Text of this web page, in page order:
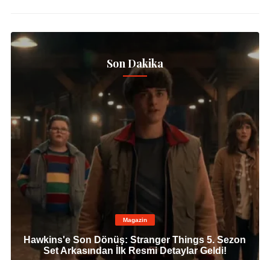
Son Dakika
Magazin
Hawkins'e Son Dönüş: Stranger Things 5. Sezon
Set Arkasından İlk Resmi Detaylar Geldi!